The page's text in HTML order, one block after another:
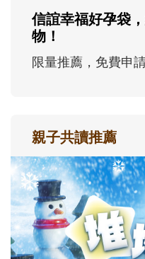
信誼幸福好孕袋
物！
限量推薦，免費申
親子共讀推薦